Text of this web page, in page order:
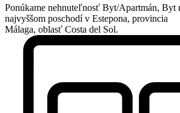
Ponúkame nehnuteľnosť Byt/Apartmán, Byt
najvyššom poschodí v Estepona, provincia
Málaga, oblasť Costa del Sol.